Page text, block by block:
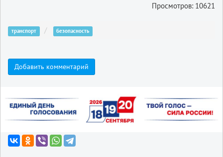
Просмотров: 10621
транспорт безопасность
Добавить комментарий